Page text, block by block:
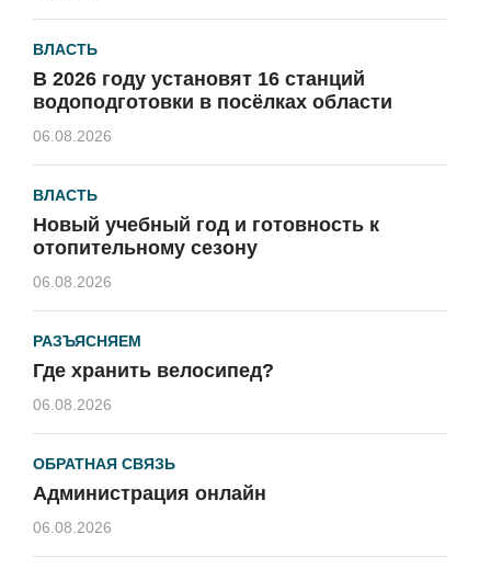
ВЛАСТЬ
В 2026 году установят 16 станций
водоподготовки в посёлках области
06.08.2026
ВЛАСТЬ
Новый учебный год и готовность к
отопительному сезону
06.08.2026
РАЗЪЯСНЯЕМ
Где хранить велосипед?
06.08.2026
ОБРАТНАЯ СВЯЗЬ
Администрация онлайн
06.08.2026